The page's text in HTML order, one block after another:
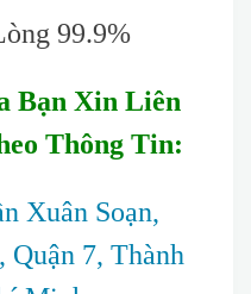
99.9%
Bạn Xin Liên
Thông Tin:
Xuân Soạn,
Quận 7, Thành